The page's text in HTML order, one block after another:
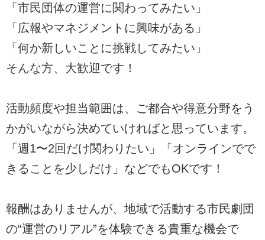
「市民団体の運営に関わってみたい」
「広報やマネジメントに興味がある」
「何か新しいことに挑戦してみたい」
そんな方、大歓迎です！
活動頻度や担当範囲は、ご都合や得意分野をう
かがいながら決めていければと思っています。
「週1〜2回だけ関わりたい」「オンラインでで
きることを少しだけ」などでもOKです！
報酬はありませんが、地域で活動する市民劇団
の“運営のリアル”を体験できる貴重な機会で